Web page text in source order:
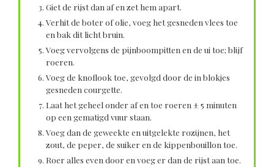
Giet de rijst dan af en zet hem apart.
Verhit de boter of olie, voeg het gesneden vlees toe
en bak dit licht bruin.
Voeg vervolgens de pijnboompitten en de ui toe; blijf
roeren.
Voeg de knoflook toe, gevolgd door de in blokjes
gesneden courgette.
Laat het geheel onder af en toe roeren ± 5 minuten
op een gematigd vuur staan.
Voeg dan de geweekte en uitgelekte rozijnen, het
zout, de peper, de suiker en de kippenbouillon toe.
Roer alles even door en voeg er dan de rijst aan toe.